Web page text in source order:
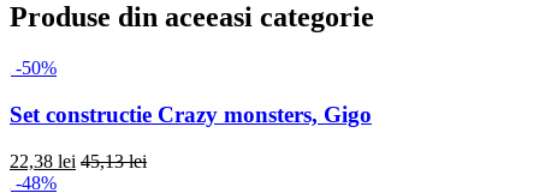
Produse din aceeasi categorie
-50%
Set constructie Crazy monsters, Gigo
22,38 lei 45,13 lei
-48%